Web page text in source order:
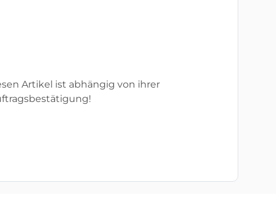
Artikel ist abhängig von ihrer